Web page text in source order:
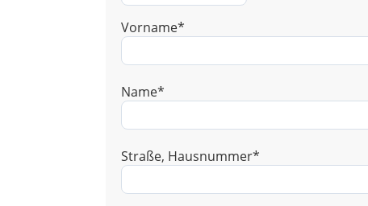
Vorname*
Name*
Straße, Hausnummer*